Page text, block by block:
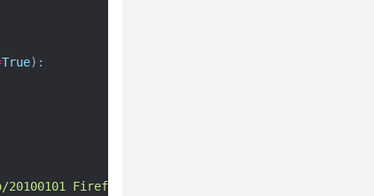
True):
Firefox/71.0'